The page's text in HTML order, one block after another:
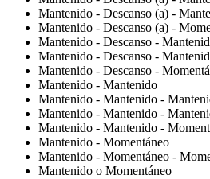
Mantenido - Descanso (a) -
Mantenido - Descanso (a) -
Mantenido - Descanso -
Mantenido - Descanso -
Mantenido - Descanso -
Mantenido - Mantenido
Mantenido - Mantenido -
Mantenido - Mantenido -
Mantenido - Mantenido -
Mantenido - Momentáneo
Mantenido - Momentáneo -
Mantenido o Momentáneo